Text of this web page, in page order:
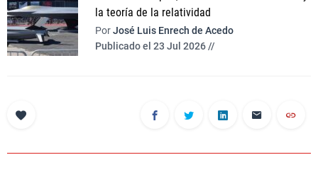
la teoría de la relatividad
PorJosé Luis Enrech de Acedo
Publicado el 23 Jul 2026 //